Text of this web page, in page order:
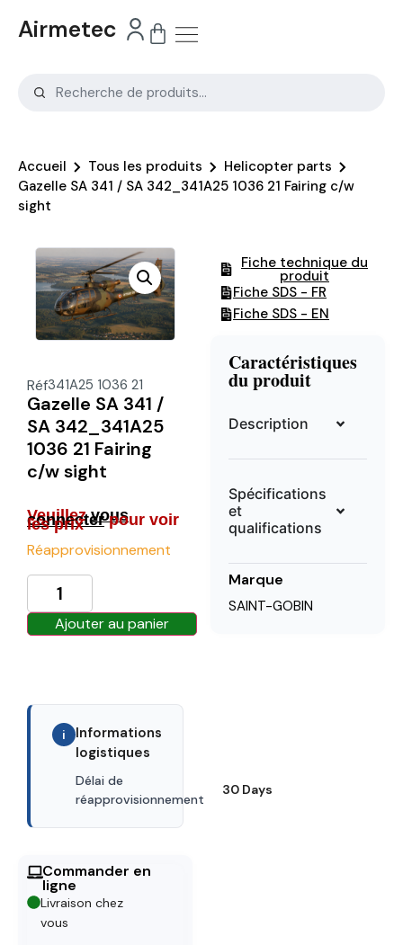
Airmetec
Accueil Tous les produits
Helicopter parts
Gazelle SA 341 / SA 342_341A25 1036 21 Fairing c/w
sight
Réf341A25 1036 21
Gazelle SA 341 /
SA 342_341A25
1036 21 Fairing
c/w sight
Veuillezvous
connecterpour voir
les prix
Réapprovisionnement
Ajouter au panier
i
Informations
logistiques
Délai de
réapprovisionnement
30 Days
Commander en
ligne
Livraison chez
vous
Fiche technique du
produit
Fiche SDS - FR
Fiche SDS - EN
Caractéristiques
du produit
Description
Spécifications
et
qualifications
Marque
SAINT-GOBIN